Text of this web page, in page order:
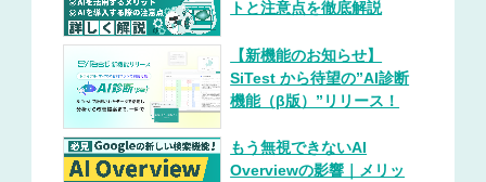
トと注意点を徹底解説
【新機能のお知らせ】
SiTest から待望の”AI診断
機能（β版）”リリース！
もう無視できないAI
Overviewの影響｜メリッ